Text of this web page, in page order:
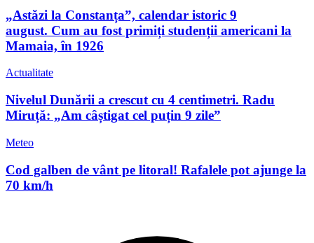
„Astăzi la Constanța”, calendar istoric 9
august. Cum au fost primiți studenții americani la
Mamaia, în 1926
Actualitate
Nivelul Dunării a crescut cu 4 centimetri. Radu
Miruță: „Am câștigat cel puțin 9 zile”
Meteo
Cod galben de vânt pe litoral! Rafalele pot ajunge la
70 km/h